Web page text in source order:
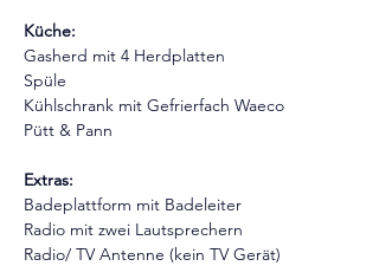
Küche:
Gasherd mit 4 Herdplatten
Spüle
Kühlschrank mit Gefrierfach Waeco
Pütt & Pann
Extras:
Badeplattform mit Badeleiter
Radio mit zwei Lautsprechern
Radio/ TV Antenne (kein TV Gerät)